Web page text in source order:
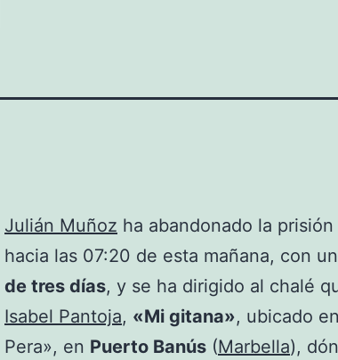
Julián Muñoz ha abandonado la prisión
hacia las 07:20 de esta mañana, con un
de tres días, y se ha dirigido al chalé
Isabel Pantoja, «Mi gitana», ubicado
Pera», en Puerto Banús (Marbella),